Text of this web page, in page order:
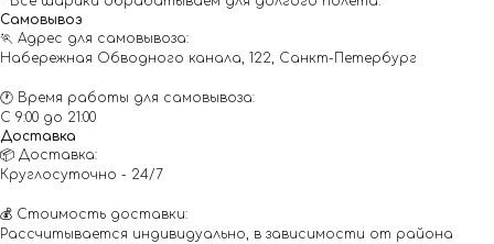
Самовывоз
🏃 Адрес для самовывоза:
Набережная Обводного канала, 122, Санкт-Петербург
🕐 Время работы для самовывоза:
С 9:00 до 21:00
Доставка
📦 Доставка:
Круглосуточно - 24/7
💰 Стоимость доставки:
Рассчитывается индивидуально, в зависимости от района